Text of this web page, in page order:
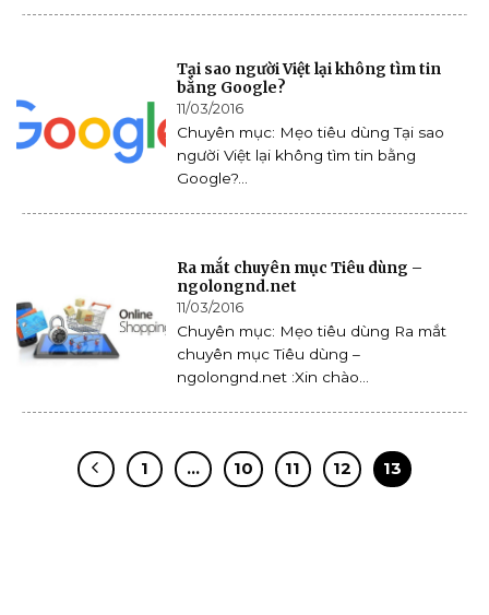
Tại sao người Việt lại không tìm tin
bằng Google?
11/03/2016
Chuyên mục: Mẹo tiêu dùng Tại sao
người Việt lại không tìm tin bằng
Google?...
Ra mắt chuyên mục Tiêu dùng –
ngolongnd.net
11/03/2016
Chuyên mục: Mẹo tiêu dùng Ra mắt
chuyên mục Tiêu dùng –
ngolongnd.net :Xin chào...
1 … 10 11 12 13